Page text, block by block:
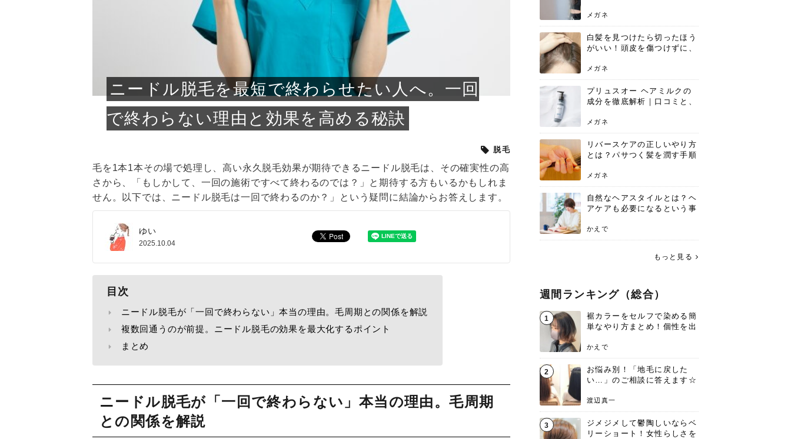
ニードル脱毛を最短で終わらせたい人へ。一回
で終わらない理由と効果を高める秘訣
脱毛
毛を1本1本その場で処理し、高い永久脱毛効果が期待できるニードル脱毛は、その確実性の高
さから、「もしかして、一回の施術ですべて終わるのでは？」と期待する方もいるかもしれま
せん。以下では、ニードル脱毛は一回で終わるのか？」という疑問に結論からお答えします。
ゆい
2025.10.04
目次
ニードル脱毛が「一回で終わらない」本当の理由。毛周期との関係を解説
複数回通うのが前提。ニードル脱毛の効果を最大化するポイント
まとめ
ニードル脱毛が「一回で終わらない」本当の理由。毛周期
との関係を解説
メガネ
白髪を見つけたら切ったほう
がいい！頭皮を傷つけずに、
メガネ
プリュスオー ヘアミルクの
成分を徹底解析｜口コミと、
説
メガネ
リバースケアの正しいやり方
とは？パサつく髪を潤す手順
メガネ
自然なヘアスタイルとは？ヘ
アケアも必要になるという事
かえで
もっと見る
週間ランキング（総合）
1
裾カラーをセルフで染める簡
単なやり方まとめ！個性を出
かえで
2
お悩み別！「地毛に戻した
い…」のご相談に答えます☆
渡辺真一
3
ジメジメして鬱陶しいならベ
リーショート！女性らしさを